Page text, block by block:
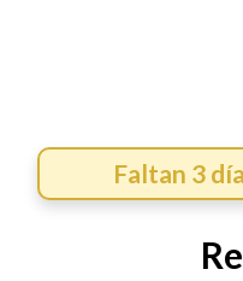
Faltan 3